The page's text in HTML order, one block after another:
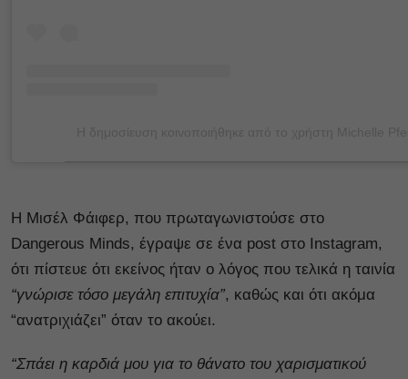
Η Μισέλ Φάιφερ, που πρωταγωνιστούσε στο
Dangerous Minds, έγραψε σε ένα post στο Instagram,
ότι πίστευε ότι εκείνος ήταν ο λόγος που τελικά η ταινία
“γνώρισε τόσο μεγάλη επιτυχία”, καθώς και ότι ακόμα
“ανατριχιάζει” όταν το ακούει.
“Σπάει η καρδιά μου για το θάνατο του χαρισματικού